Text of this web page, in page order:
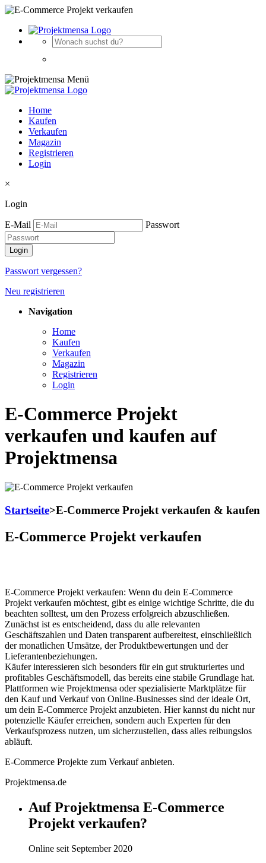
Home
Kaufen
Verkaufen
Magazin
Registrieren
Login
×
Login
E-Mail Passwort
Passwort vergessen?
Neu registrieren
Navigation
Home
Kaufen
Verkaufen
Magazin
Registrieren
Login
E-Commerce Projekt
verkaufen und kaufen auf
Projektmensa
Startseite>E-Commerce Projekt verkaufen & kaufen
E-Commerce Projekt verkaufen
E-Commerce Projekt verkaufen: Wenn du dein E-Commerce
Projekt verkaufen möchtest, gibt es einige wichtige Schritte, die du
beachten solltest, um den Prozess erfolgreich abzuschließen.
Zunächst ist es entscheidend, dass du alle relevanten
Geschäftszahlen und Daten transparent aufbereitest, einschließlich
der monatlichen Umsätze, der Produktbewertungen und der
Lieferantenbeziehungen.
Käufer interessieren sich besonders für ein gut strukturiertes und
profitables Geschäftsmodell, das bereits eine stabile Grundlage hat.
Plattformen wie Projektmensa oder spezialisierte Marktplätze für
den Kauf und Verkauf von Online-Businesses sind der ideale Ort,
um dein E-Commerce Projekt anzubieten. Hier kannst du nicht nur
potenzielle Käufer erreichen, sondern auch Experten für den
Verkaufsprozess nutzen, um sicherzustellen, dass alles reibungslos
abläuft.
E-Commerce Projekte zum Verkauf anbieten.
Projektmensa.de
Auf Projektmensa E-Commerce
Projekt verkaufen?
Online seit September 2020